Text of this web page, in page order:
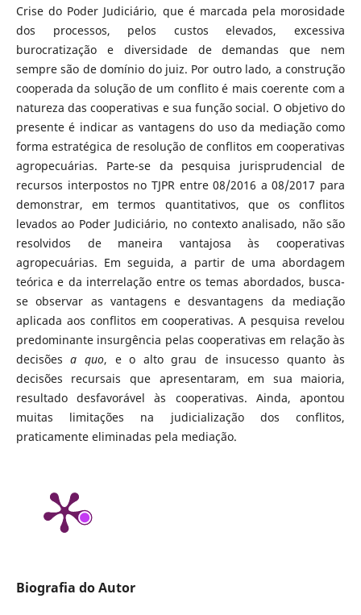
Crise do Poder Judiciário, que é marcada pela morosidade
dos processos, pelos custos elevados, excessiva
burocratização e diversidade de demandas que nem
sempre são de domínio do juiz. Por outro lado, a construção
cooperada da solução de um conflito é mais coerente com a
natureza das cooperativas e sua função social. O objetivo do
presente é indicar as vantagens do uso da mediação como
forma estratégica de resolução de conflitos em cooperativas
agropecuárias. Parte-se da pesquisa jurisprudencial de
recursos interpostos no TJPR entre 08/2016 a 08/2017 para
demonstrar, em termos quantitativos, que os conflitos
levados ao Poder Judiciário, no contexto analisado, não são
resolvidos de maneira vantajosa às cooperativas
agropecuárias. Em seguida, a partir de uma abordagem
teórica e da interrelação entre os temas abordados, busca-
se observar as vantagens e desvantagens da mediação
aplicada aos conflitos em cooperativas. A pesquisa revelou
predominante insurgência pelas cooperativas em relação às
decisõesa quo, e o alto grau de insucesso quanto às
decisões recursais que apresentaram, em sua maioria,
resultado desfavorável às cooperativas. Ainda, apontou
muitas limitações na judicialização dos conflitos,
praticamente eliminadas pela mediação.
Biografia do Autor